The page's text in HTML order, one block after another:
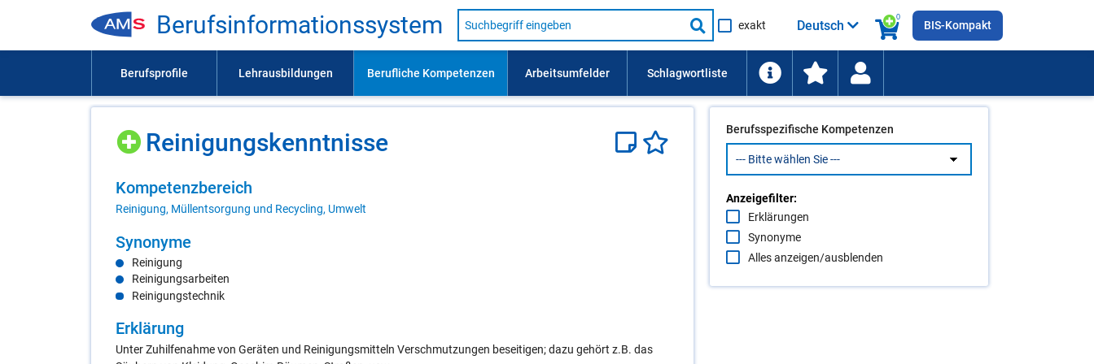
Be­rufs­in­for­ma­ti­ons­sys­tem
Suche
nach
Lehrausbildung,
usw.
Suche
starten
exakt
0
Deutsch BIS-Kompakt
Rei­ni­gungs­kennt­nis­se
Kom­pe­tenz­be­reich
Reinigung, Müllentsorgung und Recycling, Umwelt
Syn­ony­me
Reinigung
Reinigungsarbeiten
Reinigungstechnik
Er­klä­rung
Unter Zuhilfenahme von Geräten und Reinigungsmitteln Verschmutzungen beseitigen; dazu gehört z.B. das
Berufsspezifische Kompetenzen
Anzeigefilter:
Erklärungen
Synonyme
Alles anzeigen/ausblenden